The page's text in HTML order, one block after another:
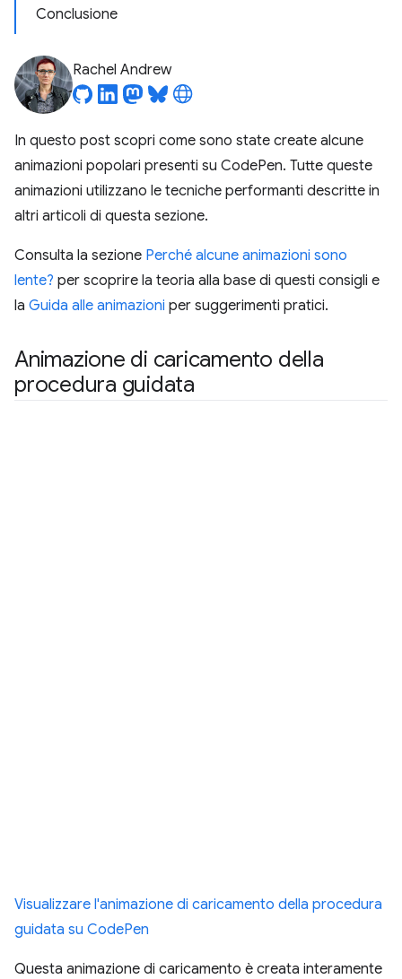
Conclusione
Rachel Andrew
In questo post scopri come sono state create alcune
animazioni popolari presenti su CodePen. Tutte queste
animazioni utilizzano le tecniche performanti descritte in
altri articoli di questa sezione.
Consulta la sezione Perché alcune animazioni sono
lente? per scoprire la teoria alla base di questi consigli e
la Guida alle animazioni per suggerimenti pratici.
Animazione di caricamento della
procedura guidata
Visualizzare l'animazione di caricamento della procedura
guidata su CodePen
Questa animazione di caricamento è creata interamente